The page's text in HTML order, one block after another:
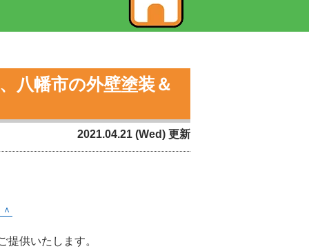
八幡市の外壁塗装＆
2021.04.21 (Wed) 更新
供いたします。